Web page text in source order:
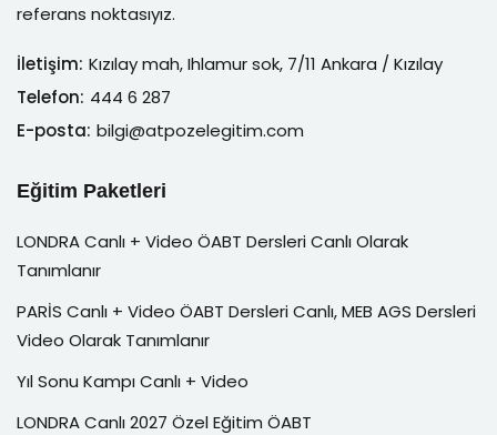
referans noktasıyız.
İletişim: Kızılay mah, Ihlamur sok, 7/11 Ankara / Kızılay
Telefon: 444 6 287
E-posta: bilgi@atpozelegitim.com
Eğitim Paketleri
LONDRA Canlı + Video ÖABT Dersleri Canlı Olarak
Tanımlanır
PARİS Canlı + Video ÖABT Dersleri Canlı, MEB AGS Dersleri
Video Olarak Tanımlanır
Yıl Sonu Kampı Canlı + Video
LONDRA Canlı 2027 Özel Eğitim ÖABT